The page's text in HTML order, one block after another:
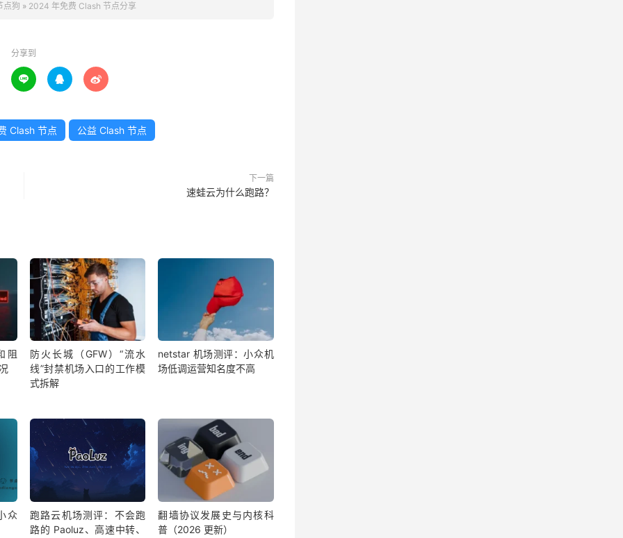
点狗 » 2024 年免费 Clash 节点分享
分享到
  
Clash 节点 公益 Clash 节点
下一篇
速蛙云为什么跑路？
阻
防火长城（GFW）“流水
线”封禁机场入口的工作模
式拆解
netstar 机场测评：小众机
场低调运营知名度不高
众
跑路云机场测评：不会跑
路的 Paoluz、高速中转、
翻墙协议发展史与内核科
普（2026 更新）